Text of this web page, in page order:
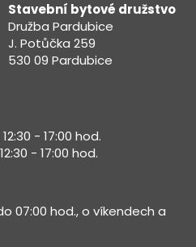
Stavební bytové družstvo
Družba Pardubice
J. Potůčka 259
530 09 Pardubice
- 17:00 hod.
- 17:00 hod.
07:00 hod., o víkendech a